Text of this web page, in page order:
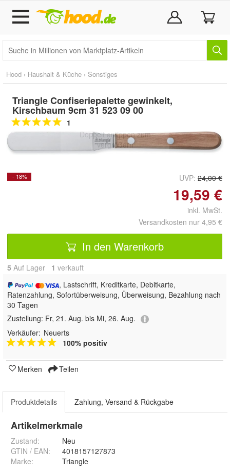
Hood › Haushalt & Küche › Sonstiges
Triangle Confiseriepalette gewinkelt,
Kirschbaum 9cm 31 523 09 00
1
Doppelt antippen zum
vergrößern
- 18% UVP: 24,00 €
19,59 €
inkl. MwSt.
Versandkosten nur 4,95 €
In den Warenkorb
5 Auf Lager 1 verkauft
, Lastschrift, Kreditkarte, Debitkarte,
Ratenzahlung, Sofortüberweisung, Überweisung, Bezahlung nach
30 Tagen
Zustellung: Fr, 21. Aug. bis Mi, 26. Aug.
Verkäufer: Neuerts
100% positiv
Merken Teilen
Produktdetails Zahlung, Versand & Rückgabe
Artikelmerkmale
Zustand:
Neu
GTIN / EAN:
4018157127873
Marke:
Triangle